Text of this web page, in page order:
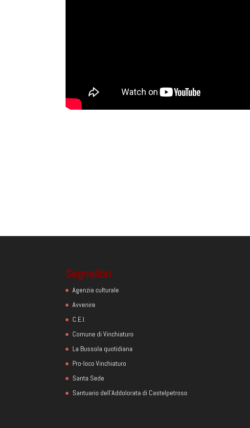
Segnalibri
Agenzia culturale
Avvenire
C.E.I.
Comune di Vinchiaturo
La Bussola quotidiana
Pro-loco Vinchiaturo
Santa Sede
Santuario dell'Addolorata di Castelpetroso